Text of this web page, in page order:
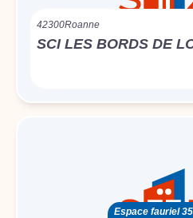
42300Roanne
SCI LES BORDS DE
Espace fauriel